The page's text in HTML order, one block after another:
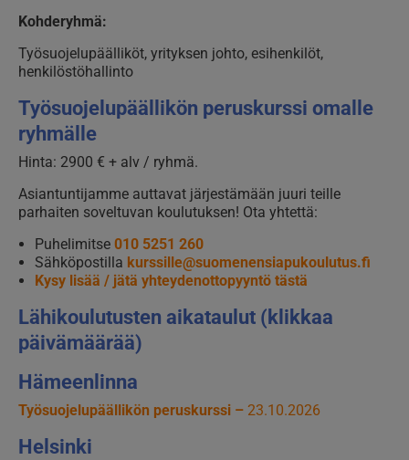
Kohderyhmä:
Työsuojelupäälliköt, yrityksen johto, esihenkilöt,
henkilöstöhallinto
Työsuojelupäällikön peruskurssi omalle
ryhmälle
Hinta: 2900 € + alv / ryhmä.
Asiantuntijamme auttavat järjestämään juuri teille
parhaiten soveltuvan koulutuksen! Ota yhtettä:
Puhelimitse 010 5251 260
Sähköpostilla kurssille@suomenensiapukoulutus.fi
Kysy lisää / jätä yhteydenottopyyntö tästä
Lähikoulutusten aikataulut (klikkaa
päivämäärää)
Hämeenlinna
Työsuojelupäällikön peruskurssi – 23.10.2026
Helsinki